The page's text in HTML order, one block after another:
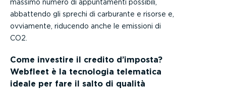
massimo numero di appuntamenti possibili,
abbattendo gli sprechi di carburante e risorse e,
ovviamente, riducendo anche le emissioni di
CO2.
Come investire il credito d’imposta?
Webfleet è la tecnologia telematica
ideale per fare il salto di qualità